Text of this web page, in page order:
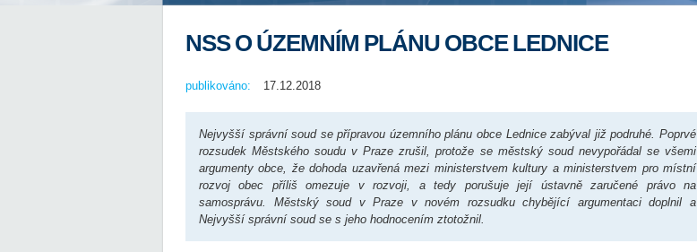
NSS O ÚZEMNÍM PLÁNU OBCE LEDNICE
publikováno: 17.12.2018
Nejvyšší správní soud se přípravou územního plánu obce Lednice zabýval již podruhé. Poprvé
rozsudek Městského soudu v Praze zrušil, protože se městský soud nevypořádal se všemi
argumenty obce, že dohoda uzavřená mezi ministerstvem kultury a ministerstvem pro místní
rozvoj obec příliš omezuje v rozvoji, a tedy porušuje její ústavně zaručené právo na
samosprávu. Městský soud v Praze v novém rozsudku chybějící argumentaci doplnil a
Nejvyšší správní soud se s jeho hodnocením ztotožnil.